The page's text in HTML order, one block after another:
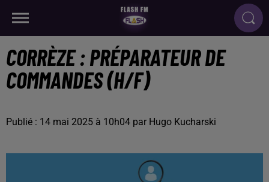
CORRÈZE : PRÉPARATEUR DE
COMMANDES (H/F)
Publié : 14 mai 2025 à 10h04 par Hugo Kucharski